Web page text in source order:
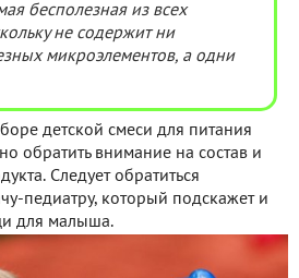
бесполезная из всех
не содержит ни
микроэлементов, а одни
детской смеси для питания
обратить внимание на состав и
Следует обратиться
педиатру, который подскажет и
для малыша.